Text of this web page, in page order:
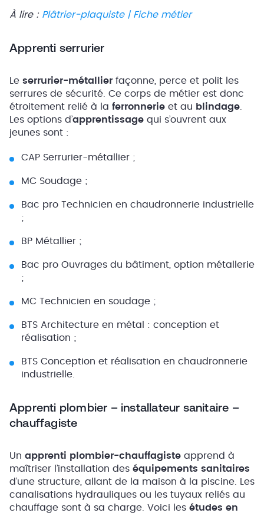
À lire : Plâtrier-plaquiste | Fiche métier
Apprenti serrurier
Le serrurier-métallier façonne, perce et polit les
serrures de sécurité. Ce corps de métier est donc
étroitement relié à la ferronnerie et au blindage
Les options d’apprentissage qui s’ouvrent aux
jeunes sont :
CAP Serrurier-métallier ;
MC Soudage ;
Bac pro Technicien en chaudronnerie industrielle
;
BP Métallier ;
Bac pro Ouvrages du bâtiment, option métallerie
;
MC Technicien en soudage ;
BTS Architecture en métal : conception et
réalisation ;
BTS Conception et réalisation en chaudronnerie
industrielle.
Apprenti plombier – installateur sanitaire –
chauffagiste
Un apprenti plombier-chauffagiste apprend à
maîtriser l’installation des équipements sanitaires
d’une structure, allant de la maison à la piscine. Les
canalisations hydrauliques ou les tuyaux reliés au
chauffage sont à sa charge. Voici les études en